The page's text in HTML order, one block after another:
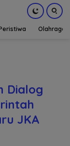
Olahraga
Dialog
JKA